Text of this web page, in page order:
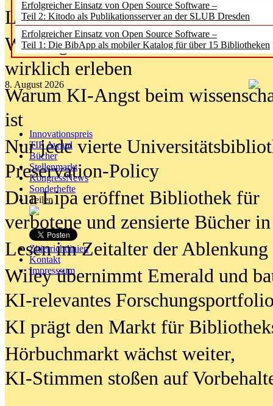
Erfolgreicher Einsatz von Open Source Software –
Teil 2: Kitodo als Publikationsserver an der SLUB Dresden
Erfolgreicher Einsatz von Open Source Software –
Teil 1: Die BibApp als mobiler Katalog für über 15 Bibliotheken
8. August 2026
Innovationspreis
TIP Award
Bücher
Stellenmarkt
KongressNews
Sonderhefte
Teilen
Zitierrichtlinien
Kontakt
Impresssum
Lesen als Infrastrukturaufgabe
Wie Jugendliche Social Media
wirklich erleben
Warum KI-Angst beim
ist
Nur jede vierte
Preservation-Policy
Dua Lipa eröffnet Bibliothek für
verbotene und zensierte Bücher
Lesen im Zeitalter der Ablenkung
Wiley übernimmt Emerald und
KI-relevantes
KI prägt den Markt für
Hörbuchmarkt wächst weiter,
KI-Stimmen stoßen auf